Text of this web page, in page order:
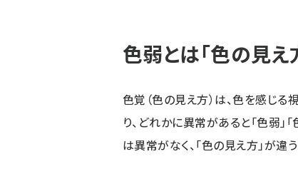
色弱とは「色の見え
色覚（色の見え方）は、色を感じ
り、どれかに異常があると「色弱」
は異常がなく、「色の見え方」が違